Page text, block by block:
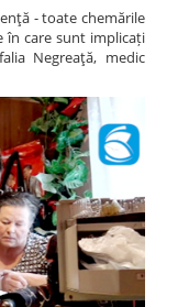
- toate chemările
în care sunt implicați
Negreaţă, medic